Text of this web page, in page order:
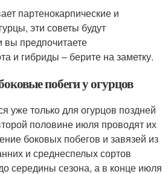
партенокарпические и
эти советы будут
вы предпочитаете
и гибриды – берите на заметку.
побеги у огурцов
уже только для огурцов поздней
половине июля проводят их
боковых побегов и завязей из
и среднеспелых сортов
середины сезона, а в конце июля